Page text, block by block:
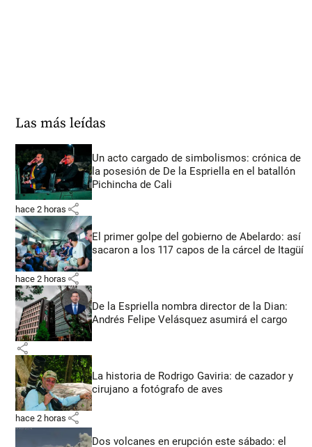
Las más leídas
Un acto cargado de simbolismos: crónica de
la posesión de De la Espriella en el batallón
Pichincha de Cali
hace 2 horas share
El primer golpe del gobierno de Abelardo: así
sacaron a los 117 capos de la cárcel de Itagüí
hace 2 horas share
De la Espriella nombra director de la Dian:
Andrés Felipe Velásquez asumirá el cargo
share
La historia de Rodrigo Gaviria: de cazador y
cirujano a fotógrafo de aves
hace 2 horas share
Dos volcanes en erupción este sábado: el